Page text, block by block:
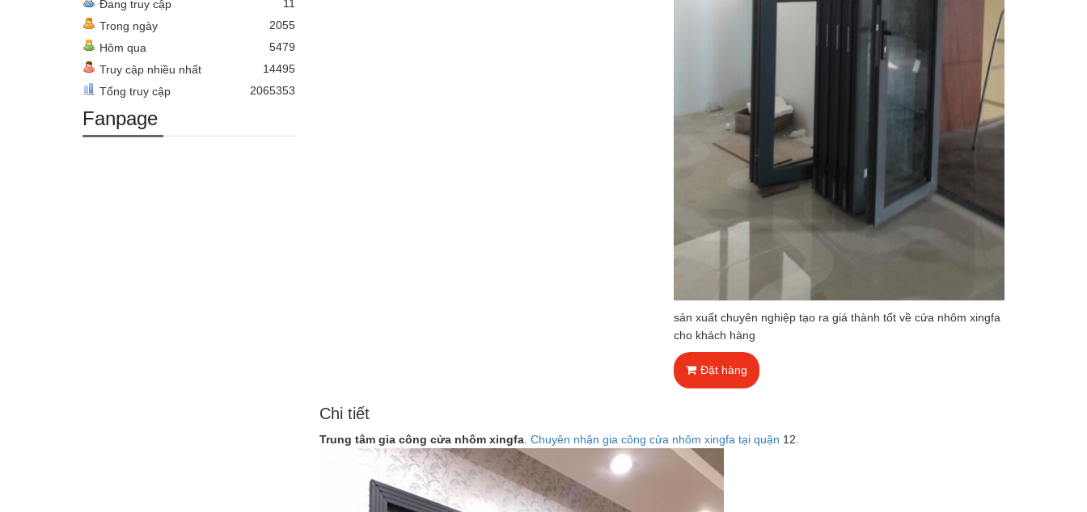
Đang truy cập
11
Trong ngày
2055
Hôm qua
5479
Truy cập nhiều nhất
14495
Tổng truy cập
2065353
Fanpage
sản xuất chuyên nghiệp tạo ra giá thành tốt về cửa nhôm xingfa
cho khách hàng
Đặt hàng
Chi tiết
Trung tâm gia công cửa nhôm xingfa. Chuyên nhận gia công cửa nhôm xingfa tại quận 12.